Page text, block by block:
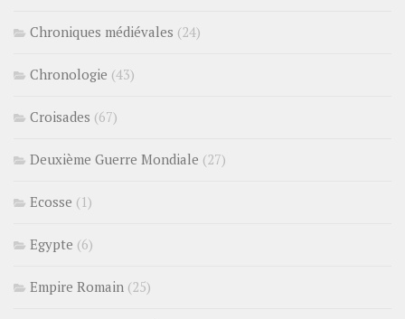
Chroniques médiévales (24)
Chronologie (43)
Croisades (67)
Deuxième Guerre Mondiale (27)
Ecosse (1)
Egypte (6)
Empire Romain (25)